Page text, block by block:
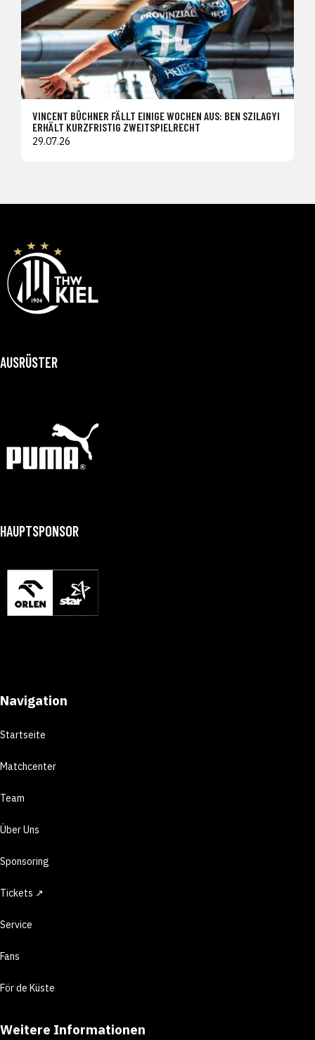
VINCENT BÜCHNER FÄLLT EINIGE WOCHEN AUS: BEN SZILAGYI
ERHÄLT KURZFRISTIG ZWEITSPIELRECHT
29.07.26
AUSRÜSTER
HAUPTSPONSOR
Navigation
Startseite
Matchcenter
Team
Über Uns
Sponsoring
Tickets ↗
Service
Fans
För de Küste
Weitere Informationen